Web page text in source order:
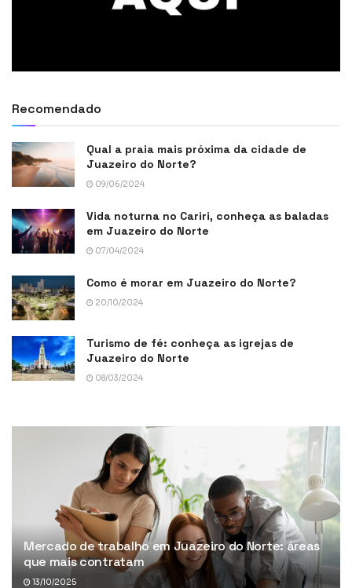
Recomendado
Qual a praia mais próxima da cidade de
Juazeiro do Norte?
09/06/2024
Vida noturna no Cariri, conheça as baladas
em Juazeiro do Norte
07/04/2024
Como é morar em Juazeiro do Norte?
20/10/2024
Turismo de fé: conheça as igrejas de
Juazeiro do Norte
08/03/2024
Mercado de trabalho em Juazeiro do Norte: áreas
que mais contratam
13/10/2025